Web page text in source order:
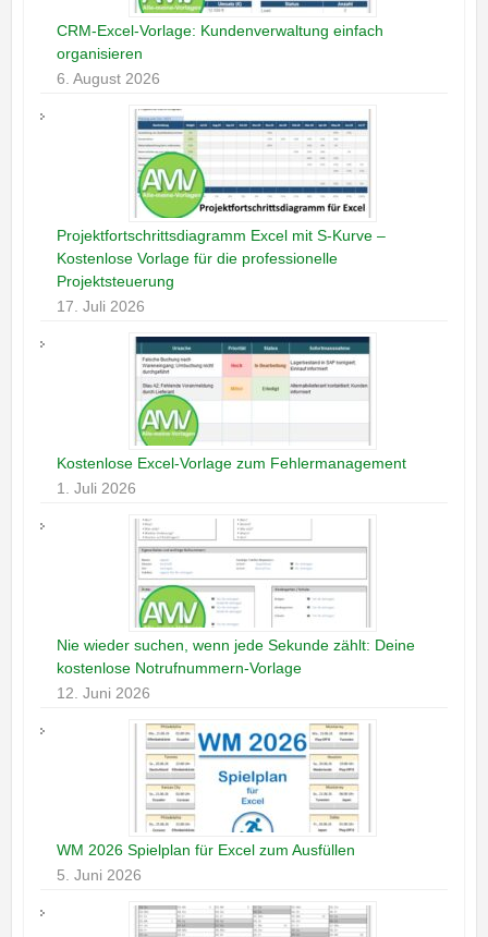
CRM-Excel-Vorlage: Kundenverwaltung einfach
organisieren
6. August 2026
Projektfortschrittsdiagramm Excel mit S-Kurve –
Kostenlose Vorlage für die professionelle
Projektsteuerung
17. Juli 2026
Kostenlose Excel-Vorlage zum Fehlermanagement
1. Juli 2026
Nie wieder suchen, wenn jede Sekunde zählt: Deine
kostenlose Notrufnummern-Vorlage
12. Juni 2026
WM 2026 Spielplan für Excel zum Ausfüllen
5. Juni 2026